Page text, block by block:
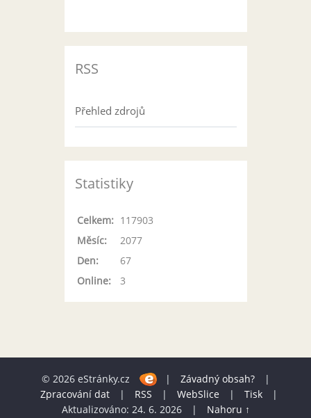
RSS
Přehled zdrojů
Statistiky
Online: 3
Celkem: 117903
Měsíc:
2077
Den:
67
© 2026 eStránky.cz | Závadný obsah?
|
Zpracování dat
| RSS | WebSlice | Tisk
|
Aktualizováno: 24. 6. 2026
| Nahoru ↑